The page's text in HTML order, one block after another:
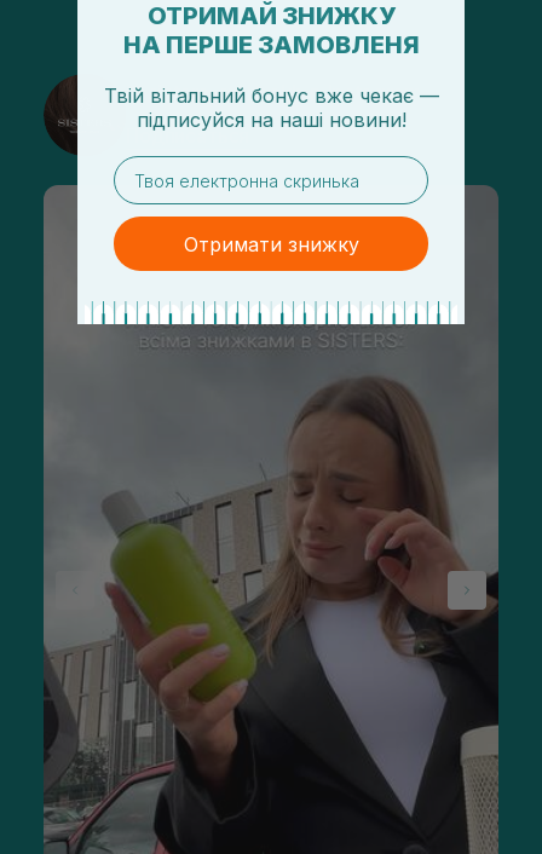
@sisters_stelmakh в Instagram
Подписаться
ОТРИМАЙ ЗНИЖКУ
НА ПЕРШЕ ЗАМОВЛЕНЯ
Твій вітальний бонус вже чекає —
підписуйся на наші новини!
email
Отримати знижку